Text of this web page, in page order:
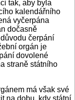
tak, aby byla
kalendářního
vyčerpána
dočasně
čerpání
orgán je
dovolené
straně státního
má však své